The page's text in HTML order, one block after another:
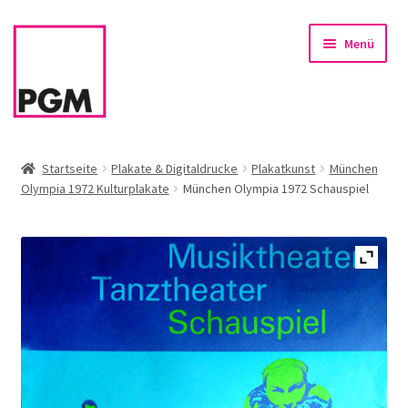
Zur
Zum
Menü
News
Sortiment
öffnen
Rahmen & Einrahmung
Firmenservice – Kunst für Büro, Praxis, Kanzlei
Startseite Plakate & Digitaldrucke Plakatkunst
München
Olympia 1972 Kulturplakate
München Olympia 1972 Schauspiel